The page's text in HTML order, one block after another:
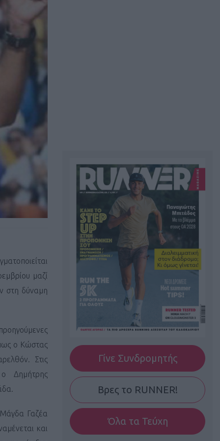
μαζί
στη δύναμη
ο Κώστας
Στις
Δημήτρης
Μάγδα Γαζέα
και
Γίνε Συνδρομητής
Βρες το RUNNER!
Όλα τα Τεύχη